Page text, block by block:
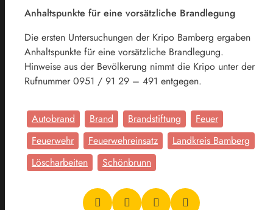
Anhaltspunkte für eine vorsätzliche Brandlegung
Die ersten Untersuchungen der Kripo Bamberg ergaben
Anhaltspunkte für eine vorsätzliche Brandlegung.
Hinweise aus der Bevölkerung nimmt die Kripo unter der
Rufnummer 0951 / 91 29 – 491 entgegen.
Autobrand Brand Brandstiftung
Feuer
Feuerwehr
Feuerwehreinsatz
Landkreis Bamberg
Löscharbeiten
Schönbrunn